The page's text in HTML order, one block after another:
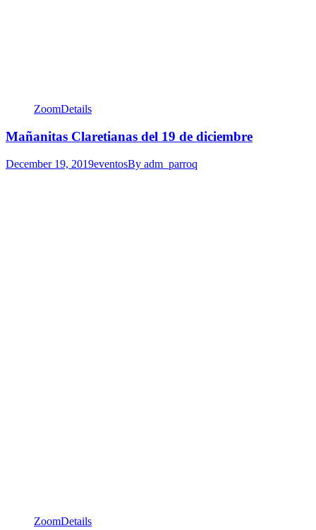
ZoomDetails
Mañanitas Claretianas del 19 de diciembre
December 19, 2019eventosBy adm_parroq
ZoomDetails